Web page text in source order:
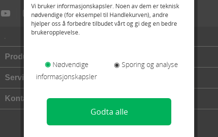
.
Produkter
Service
Kontakt
Vi bruker informasjonskapsler. Noen av dem er teknisk
nødvendige (for eksempel til Handlekurven), andre
hjelper oss å forbedre tilbudet vårt og gi deg en bedre
brukeropplevelse.
◉Nødvendige
informasjonskapsler
◉ Sporing og analyse
Godta alle